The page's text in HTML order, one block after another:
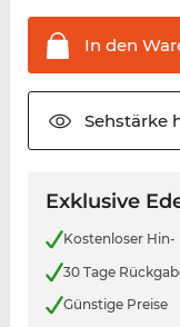
In den
Sehstärke
Exklusive
Kostenloser Hin-
30 Tage
Günstige Preise